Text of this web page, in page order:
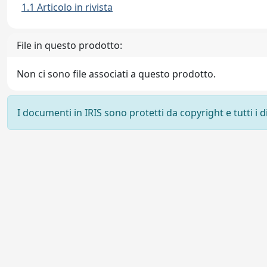
1.1 Articolo in rivista
File in questo prodotto:
Non ci sono file associati a questo prodotto.
I documenti in IRIS sono protetti da copyright e tutti i